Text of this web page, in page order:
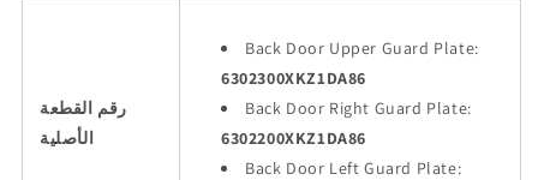
رقم القطعة
الأصلية
Back Door Upper Guard Plate:
6302300XKZ1DA86
Back Door Right Guard Plate:
6302200XKZ1DA86
Back Door Left Guard Plate: